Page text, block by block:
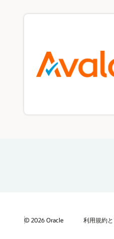
© 2026 Oracle 利用規約